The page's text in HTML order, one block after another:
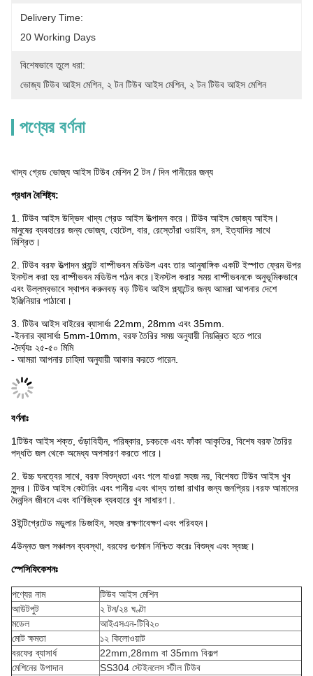
Delivery Time:
20 Working Days
বিশেষভাবে তুলে ধরা:
ভোজ্য টিউব আইস মেশিন, ২ টন টিউব আইস মেশিন, ২ টন টিউব আইস মেশিন
পণ্যের বর্ণনা
খাদ্য গ্রেড ভোজ্য আইস টিউব মেশিন 2 টন / দিন পানীয়ের জন্য
প্রধান বৈশিষ্ট্য:
1. টিউব আইস উদ্ভিদ খাদ্য গ্রেড আইস উত্পাদন করে। টিউব আইস ভোজ্য আইস।
মানুষের ব্যবহারের জন্য ভোজ্য, হোটেল, বার, রেস্তোঁরা ওয়াইন, রস, ইত্যাদির সাথে
মিশ্রিত।
2. টিউব বরফ উত্পাদন প্ল্যান্ট বাষ্পীভবন মডিউল এবং তার আনুষাঙ্গিক একটি ইস্পাত ফ্রেম উপর
ইনস্টল করা হয় বাষ্পীভবন মডিউল গঠন করে।ইনস্টল করার সময় বাষ্পীভবনকে অনুভূমিকভাবে
এবং উল্লম্বভাবে স্থাপন করুনবড় বড় টিউব আইস প্ল্যান্টের জন্য আমরা আপনার দেশে
ইঞ্জিনিয়ার পাঠাবো।
3. টিউব আইস বাইরের ব্যাসার্ধঃ 22mm, 28mm এবং 35mm.
-ইননার ব্যাসার্ধঃ 5mm-10mm, বরফ তৈরির সময় অনুযায়ী নিয়ন্ত্রিত হতে পারে
-দৈর্ঘ্যঃ ২৫-৫০ মিমি
- আমরা আপনার চাহিদা অনুযায়ী আকার করতে পারেন.
বর্ণনাঃ
1টিউব আইস শক্ত, গুঁড়াবিহীন, পরিষ্কার, চকচকে এবং ফাঁকা আকৃতির, বিশেষ বরফ তৈরির
পদ্ধতি জল থেকে অমেধ্য অপসারণ করতে পারে।
2. উচ্চ ঘনত্বের সাথে, বরফ বিশুদ্ধতা এবং গলে যাওয়া সহজ নয়, বিশেষত টিউব আইস খুব
সুন্দর। টিউব আইস কেটারিং এবং পানীয় এবং খাদ্য তাজা রাখার জন্য জনপ্রিয়।বরফ আমাদের
দৈনন্দিন জীবনে এবং বাণিজ্যিক ব্যবহারে খুব সাধারণ।.
3ইন্টিগ্রেটেড মডুলার ডিজাইন, সহজ রক্ষণাবেক্ষণ এবং পরিবহন।
4উন্নত জল সঞ্চালন ব্যবস্থা, বরফের গুণমান নিশ্চিত করেঃ বিশুদ্ধ এবং স্বচ্ছ।
স্পেসিফিকেশনঃ
পণ্যের নাম
টিউব আইস মেশিন
আউটপুট
২ টন/২৪ ঘণ্টা
মডেল
আইএসএন-টিবি২০
মোট ক্ষমতা
১২ কিলোওয়াট
বরফের ব্যাসার্ধ
22mm,28mm বা 35mm বিকল্প
মেশিনের উপাদান
SS304 স্টেইনলেস স্টীল টিউব